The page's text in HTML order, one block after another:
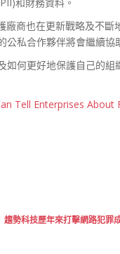
商也在更新戰略及不
私合作夥伴將會繼續協
如何更好地保護自己的
Tell Enterprises About
趨勢科技歷年來打擊網路犯罪